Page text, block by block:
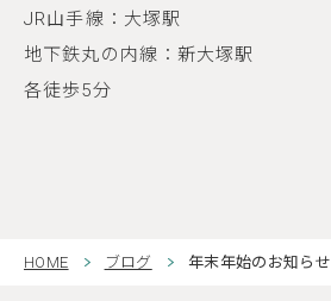
JR山手線：大塚駅
地下鉄丸の内線：新大塚駅
各徒歩5分
HOME ブログ 年末年始のお知らせ